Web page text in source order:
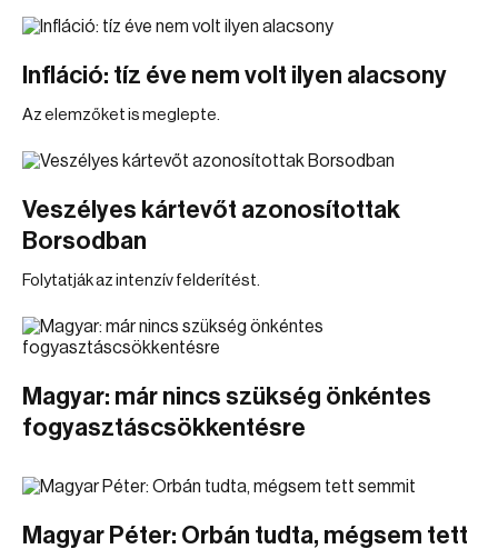
Infláció: tíz éve nem volt ilyen alacsony
Az elemzőket is meglepte.
Veszélyes kártevőt azonosítottak
Borsodban
Folytatják az intenzív felderítést.
Magyar: már nincs szükség önkéntes
fogyasztáscsökkentésre
Magyar Péter: Orbán tudta, mégsem tett